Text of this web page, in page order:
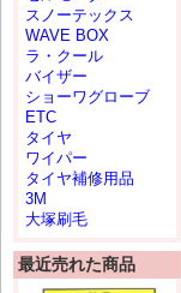
スノーテックス
WAVE BOX
ラ・クール
バイザー
ショーワグローブ
ETC
タイヤ
ワイパー
タイヤ補修用品
3M
大塚刷毛
最近売れた商品